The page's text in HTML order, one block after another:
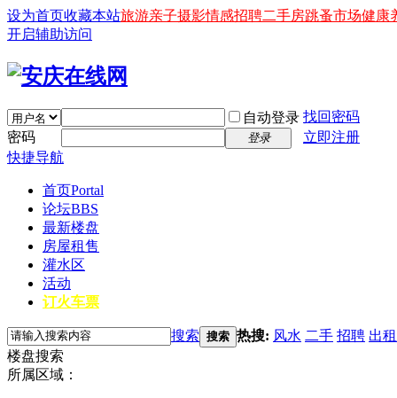
设为首页收藏本站旅游亲子摄影情感招聘二手房跳蚤市场健康
开启辅助访问
自动登录 找回密码
密码
登录
立即注册
快捷导航
首页Portal
论坛BBS
最新楼盘
房屋租售
灌水区
活动
订火车票
搜索 搜索 热搜: 风水 二手 招聘 出租
楼盘搜索
所属区域：